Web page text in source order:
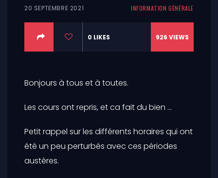
20 SEPTEMBRE 2021 INFORMATION GÉNÉRALE
0 LIKES 926 VIEWS
Bonjours à tous et à toutes.
Les cours ont repris, et ca fait du bien …
Petit rappel sur les différents horaires qui ont
été un peu perturbés avec ces périodes
austères.